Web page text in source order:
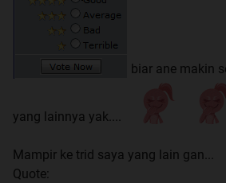
biar ane makin
yang lainnya yak....
Mampir ke trid saya yang lain gan...
Quote: